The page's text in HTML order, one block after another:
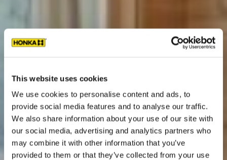
This website uses cookies
We use cookies to personalise content and ads, to
provide social media features and to analyse our traffic.
We also share information about your use of our site with
our social media, advertising and analytics partners who
may combine it with other information that you’ve
provided to them or that they’ve collected from your use